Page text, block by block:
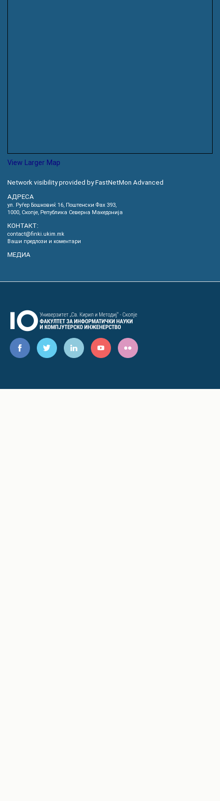
View Larger Map
Network visibility provided by FastNetMon Advanced
АДРЕСА
ул. Руѓер Бошковиќ 16, Пoштенски Фах 393,
1000, Скопје, Република Северна Македонија
КОНТАКТ:
contact@finki.ukim.mk
Ваши предлози и коментари
МЕДИА